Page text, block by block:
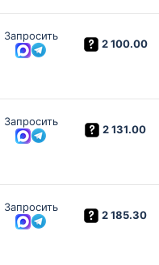
Запросить
2 100.00
Запросить
2 131.00
Запросить
2 185.30